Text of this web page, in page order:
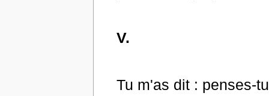
V.
Tu m'as dit : penses-